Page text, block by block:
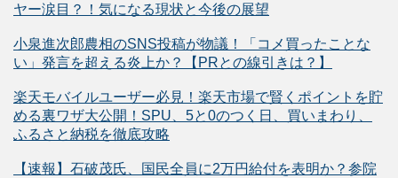
ヤー涙目？！気になる現状と今後の展望
小泉進次郎農相のSNS投稿が物議！「コメ買ったことな
い」発言を超える炎上か？【PRとの線引きは？】
楽天モバイルユーザー必見！楽天市場で賢くポイントを貯
める裏ワザ大公開！SPU、5と0のつく日、買いまわり、
ふるさと納税を徹底攻略
【速報】石破茂氏、国民全員に2万円給付を表明か？参院